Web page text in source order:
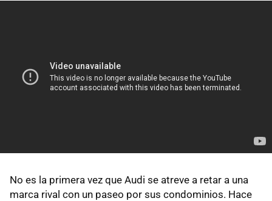
No es la primera vez que Audi se atreve a retar a una
marca rival con un paseo por sus condominios. Hace